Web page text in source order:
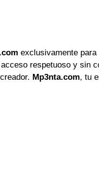
exclusivamente para
respetuoso y sin
Mp3nta.com, tu